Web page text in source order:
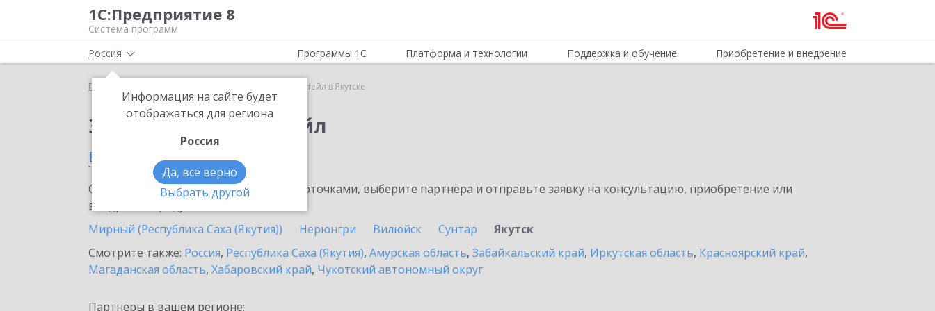
1С:Предприятие 8
Система программ
Россия
Информация на сайте будет
отображаться для региона
Россия
Да, все верно
Выбрать другой
Программы 1С Платформа и технологии Поддержка и обучение Приобретение и внедрение
Главная Старт Ритейл в Якутске
Заказать Старт Ритейл
в Якутске
Ознакомьтесь с информационными карточками, выберите партнёра и отправьте заявку на консультацию, приобретение или
внедрение продукта.
Мирный (Республика Саха (Якутия))
Нерюнгри Вилюйск Сунтар
Якутск
Смотрите также: Россия, Республика Саха (Якутия), Амурская область, Забайкальский край, Иркутская область, Красноярский край,
Магаданская область, Хабаровский край, Чукотский автономный округ
Партнеры в вашем регионе: